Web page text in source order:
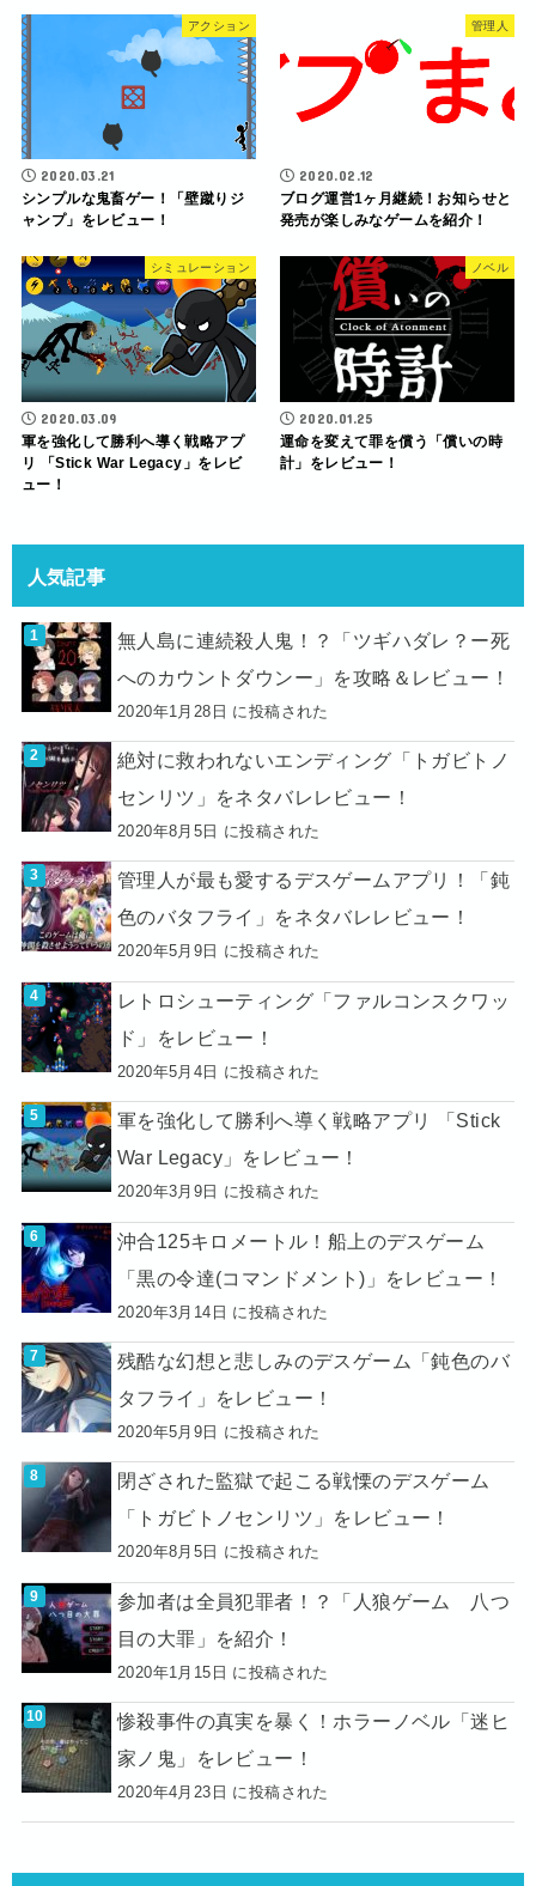
アクション
2020.03.21
シンプルな鬼畜ゲー！「壁蹴りジ
ャンプ」をレビュー！
管理人
2020.02.12
ブログ運営1ヶ月継続！お知らせと
発売が楽しみなゲームを紹介！
シミュレーション
2020.03.09
軍を強化して勝利へ導く戦略アプ
リ 「Stick War Legacy」をレビ
ュー！
ノベル
2020.01.25
運命を変えて罪を償う「償いの時
計」をレビュー！
人気記事
無人島に連続殺人鬼！？「ツギハダレ？ー死
へのカウントダウンー」を攻略＆レビュー！
2020年1月28日 に投稿された
絶対に救われないエンディング「トガビトノ
センリツ」をネタバレレビュー！
2020年8月5日 に投稿された
管理人が最も愛するデスゲームアプリ！「鈍
色のバタフライ」をネタバレレビュー！
2020年5月9日 に投稿された
レトロシューティング「ファルコンスクワッ
ド」をレビュー！
2020年5月4日 に投稿された
軍を強化して勝利へ導く戦略アプリ 「Stick
War Legacy」をレビュー！
2020年3月9日 に投稿された
沖合125キロメートル！船上のデスゲーム
「黒の令達(コマンドメント)」をレビュー！
2020年3月14日 に投稿された
残酷な幻想と悲しみのデスゲーム「鈍色のバ
タフライ」をレビュー！
2020年5月9日 に投稿された
閉ざされた監獄で起こる戦慄のデスゲーム
「トガビトノセンリツ」をレビュー！
2020年8月5日 に投稿された
参加者は全員犯罪者！？「人狼ゲーム 八つ
目の大罪」を紹介！
2020年1月15日 に投稿された
惨殺事件の真実を暴く！ホラーノベル「迷ヒ
家ノ鬼」をレビュー！
2020年4月23日 に投稿された